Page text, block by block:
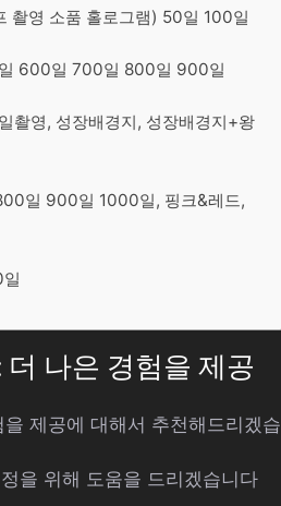
촬영 소품 홀로그램) 50일 100일
600일 700일 800일 900일
촬영, 성장배경지, 성장배경지+왕
일 900일 1000일, 핑크&레드,
더 나은 경험을 제공
제공에 대해서 추천해드리겠습
을 위해 도움을 드리겠습니다